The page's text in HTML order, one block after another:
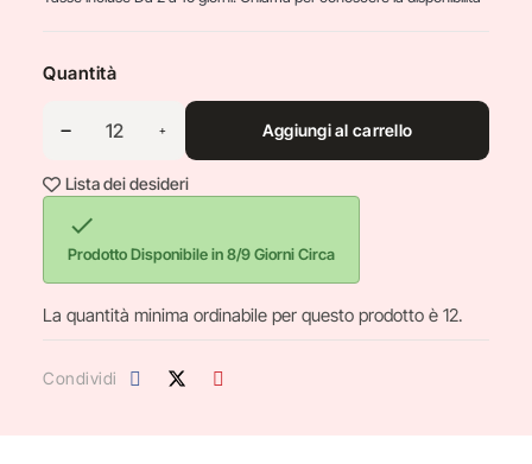
Quantità
Aggiungi al carrello
Lista dei desideri

Prodotto Disponibile in 8/9 Giorni Circa
La quantità minima ordinabile per questo prodotto è 12.
Condividi